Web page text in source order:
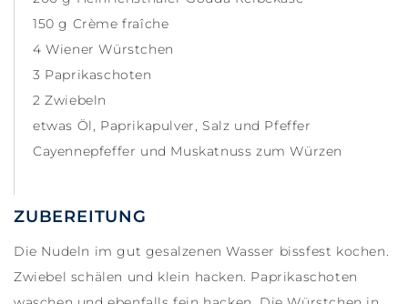
ZUBEREITUNG
Die Nudeln im gut gesalzenen Wasser bissfest kochen.
Zwiebel schälen und klein hacken. Paprikaschoten
150 g Crème fraîche
4 Wiener Würstchen
3 Paprikaschoten
2 Zwiebeln
etwas Öl, Paprikapulver, Salz und Pfeffer
Cayennepfeffer und Muskatnuss zum Würzen